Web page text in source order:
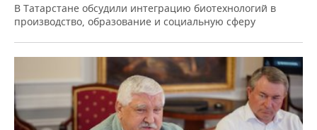
В Татарстане обсудили интеграцию биотехнологий в
производство, образование и социальную сферу